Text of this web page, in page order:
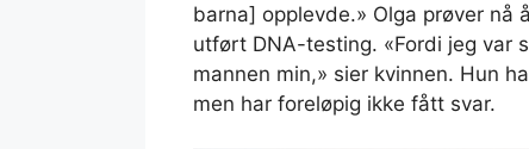
barna] opplevde.» Olga prøver nå
utført DNA-testing. «Fordi jeg var
mannen min,» sier kvinnen. Hun
men har foreløpig ikke fått svar.